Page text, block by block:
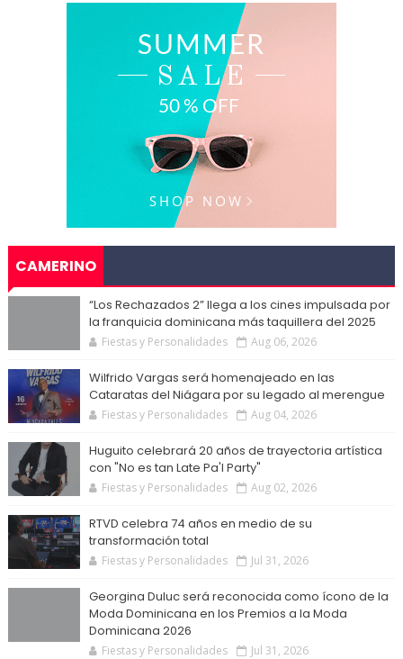
CAMERINO
“Los Rechazados 2” llega a los cines impulsada por
la franquicia dominicana más taquillera del 2025
Fiestas y Personalidades Aug 06, 2026
Wilfrido Vargas será homenajeado en las
Cataratas del Niágara por su legado al merengue
Fiestas y Personalidades Aug 04, 2026
Huguito celebrará 20 años de trayectoria artística
con "No es tan Late Pa'l Party"
Fiestas y Personalidades Aug 02, 2026
RTVD celebra 74 años en medio de su
transformación total
Fiestas y Personalidades Jul 31, 2026
Georgina Duluc será reconocida como ícono de la
Moda Dominicana en los Premios a la Moda
Dominicana 2026
Fiestas y Personalidades Jul 31, 2026